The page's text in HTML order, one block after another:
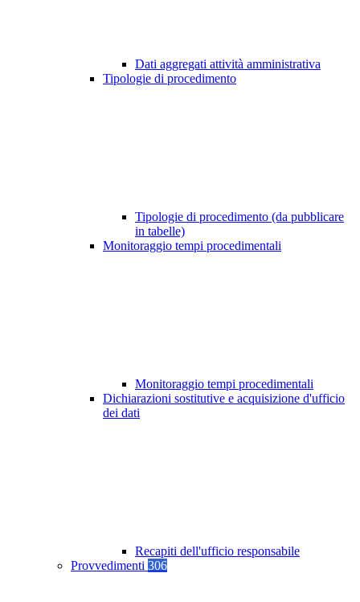
Dati aggregati attività amministrativa
Tipologie di procedimento
Tipologie di procedimento (da pubblicare
in tabelle)
Monitoraggio tempi procedimentali
Monitoraggio tempi procedimentali
Dichiarazioni sostitutive e acquisizione d'ufficio
dei dati
Recapiti dell'ufficio responsabile
Provvedimenti 306